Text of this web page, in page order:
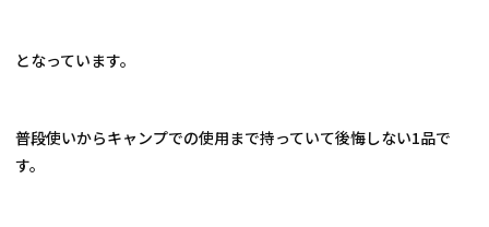
となっています。
普段使いからキャンプでの使用まで持っていて後悔しない1品で
す。